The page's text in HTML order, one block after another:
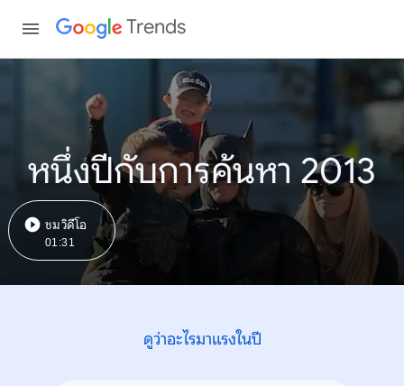
Trends
หนึ่งปีกับการค้นหา 2013
ชมวิดีโอ
01:31
ดูว่าอะไรมาแรงในปี